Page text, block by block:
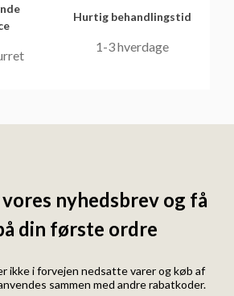
Hurtig behandlingstid
1-3 hverdage
nyhedsbrev og få
din første ordre
ikke i forvejen nedsatte varer og køb af
sammen med andre rabatkoder.